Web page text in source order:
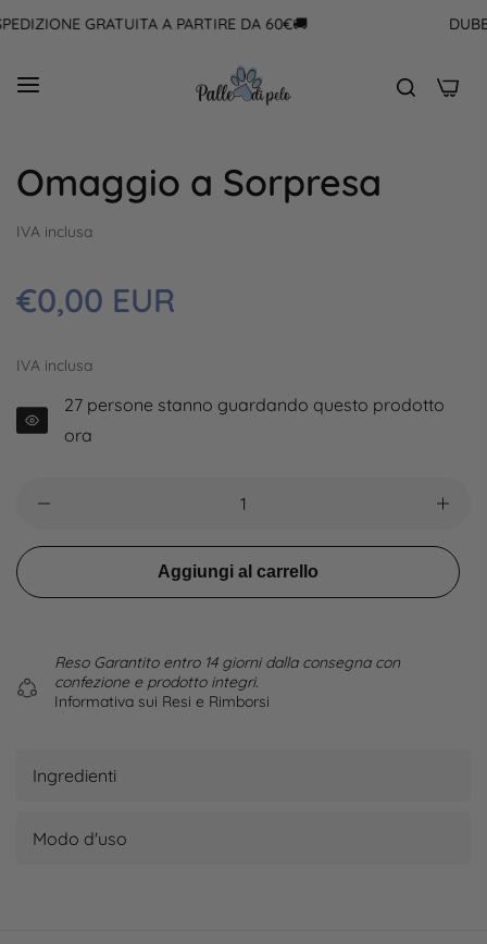
GRATUITA A PARTIRE DA 60€🚚
0
Omaggio a Sorpresa
IVA inclusa
Prezzo
regolare
€0,00 EUR
IVA inclusa
27 persone stanno guardando questo prodotto
ora
Aggiungi al carrello
Reso Garantito entro 14 giorni dalla consegna con
confezione e prodotto integri.
Informativa sui Resi e Rimborsi
Ingredienti
Modo d'uso